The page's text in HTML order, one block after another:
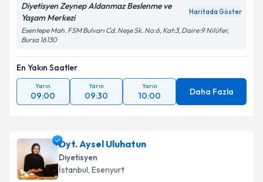
Diyetisyen Zeynep Aldanmaz Beslenme ve
Yaşam Merkezi
Haritada Göster
Esentepe Mah. FSM Bulvarı Cd. Neşe Sk. No:6, Kat:3, Daire:9 Nilüfer,
Bursa 16130
En Yakın Saatler
Yarın
09:00
Yarın
09:30
Yarın
10:00 Daha Fazla
Dyt. Aysel Uluhatun
Diyetisyen
İstanbul, Esenyurt